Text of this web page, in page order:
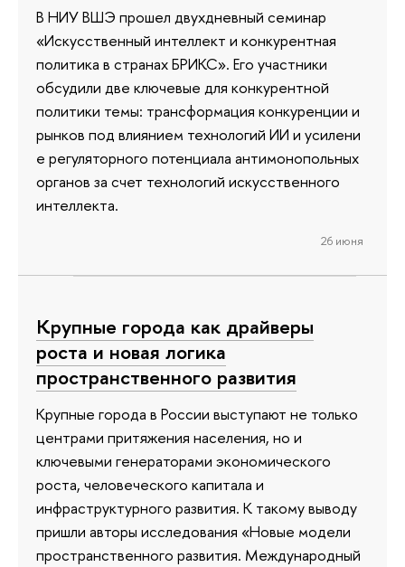
В НИУ ВШЭ прошел двухдневный семинар
«Искусственный интеллект и конкурентная
политика в странах БРИКС». Его участники
обсудили две ключевые для конкурентной
политики темы: трансформация конкуренции и
рынков под влиянием технологий ИИ и усилени
е регуляторного потенциала антимонопольных
органов за счет технологий искусственного
интеллекта.
26 июня
Крупные города как драйверы
роста и новая логика
пространственного развития
Крупные города в России выступают не только
центрами притяжения населения, но и
ключевыми генераторами экономического
роста, человеческого капитала и
инфраструктурного развития. К такому выводу
пришли авторы исследования «Новые модели
пространственного развития. Международный